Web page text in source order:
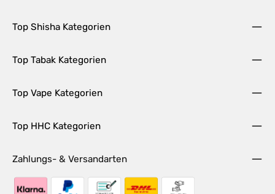
Top Shisha Kategorien
Top Tabak Kategorien
Top Vape Kategorien
Top HHC Kategorien
Zahlungs- & Versandarten